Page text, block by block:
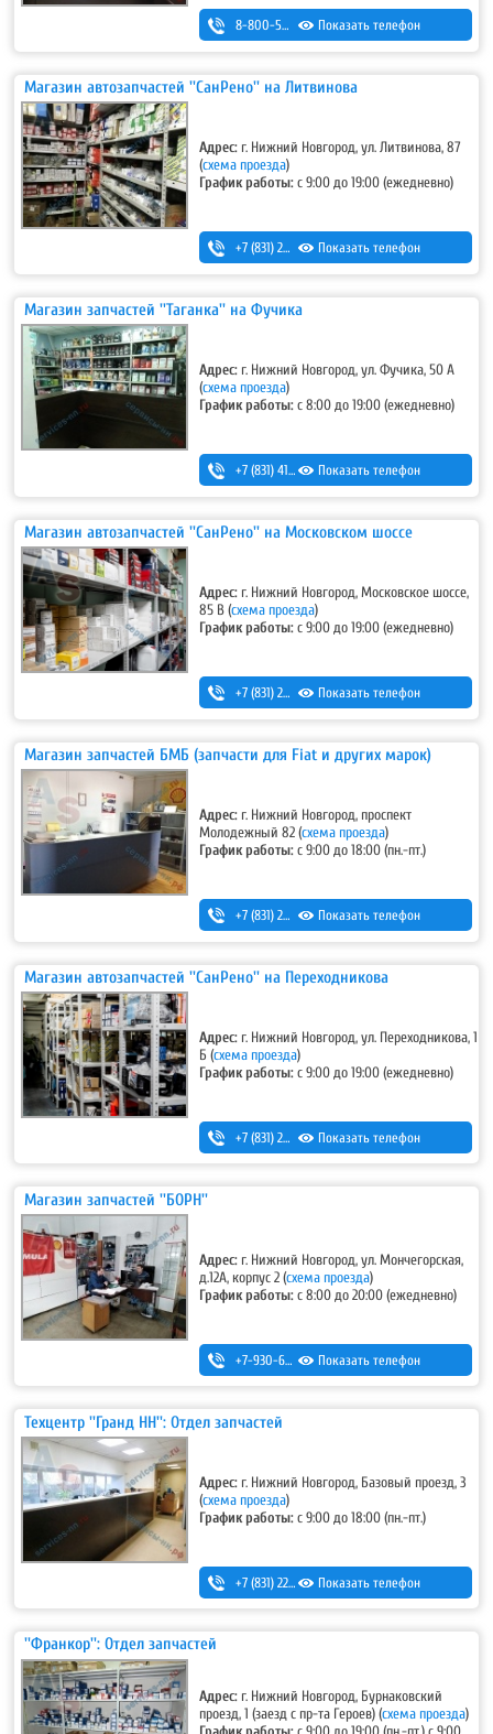
8-800-500-7-111 Показать телефон
Магазин автозапчастей ''СанРено'' на Литвинова
Адрес: г. Нижний Новгород, ул. Литвинова, 87
(схема проезда)
График работы:с 9:00 до 19:00 (ежедневно)
+7 (831) 280-69-88 Показать телефон
Магазин запчастей ''Таганка'' на Фучика
Адрес: г. Нижний Новгород, ул. Фучика, 50 А
(схема проезда)
График работы:с 8:00 до 19:00 (ежедневно)
+7 (831) 413-13-73 Показать телефон
Магазин автозапчастей ''СанРено'' на Московском шоссе
Адрес: г. Нижний Новгород, Московское шоссе,
85 В (схема проезда)
График работы:с 9:00 до 19:00 (ежедневно)
+7 (831) 280-69-88 Показать телефон
Магазин запчастей БМБ (запчасти для Fiat и других марок)
Адрес: г. Нижний Новгород, проспект
Молодежный 82 (схема проезда)
График работы:с 9:00 до 18:00 (пн.-пт.)
+7 (831) 293-54-00 ,+7-920-298-42-33
Показать телефон
Магазин автозапчастей ''СанРено'' на Переходникова
Адрес: г. Нижний Новгород, ул. Переходникова, 1
Б (схема проезда)
График работы:с 9:00 до 19:00 (ежедневно)
+7 (831) 280-69-88 Показать телефон
Магазин запчастей ''БОРН''
Адрес: г. Нижний Новгород, ул. Мончегорская,
д.12А, корпус 2 (схема проезда)
График работы:с 8:00 до 20:00 (ежедневно)
+7-930-669-82-72 Показать телефон
Техцентр ''Гранд НН'': Отдел запчастей
Адрес: г. Нижний Новгород, Базовый проезд, 3
(схема проезда)
График работы:с 9:00 до 18:00 (пн.-пт.)
+7 (831) 220-44-54 ,+7 (831) 220-44-55
Показать телефон
''Франкор'': Отдел запчастей
Адрес: г. Нижний Новгород, Бурнаковский
проезд, 1 (заезд с пр-та Героев) (схема проезда)